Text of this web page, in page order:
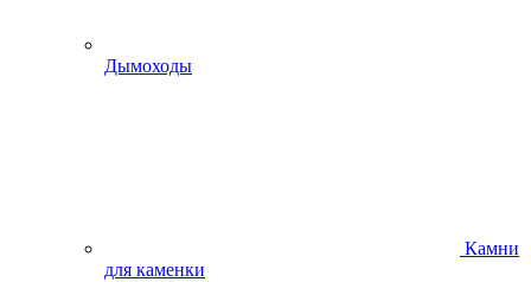
Дымоходы
Камни
для каменки